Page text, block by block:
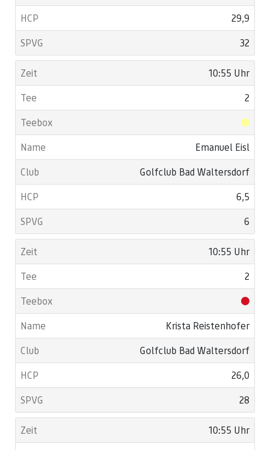
29,9
32
10:55 Uhr
2
Emanuel Eisl
Golfclub Bad Waltersdorf
6,5
6
10:55 Uhr
2
Krista Reistenhofer
Golfclub Bad Waltersdorf
26,0
28
10:55 Uhr